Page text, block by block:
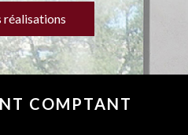
réalisations
COMPTANT